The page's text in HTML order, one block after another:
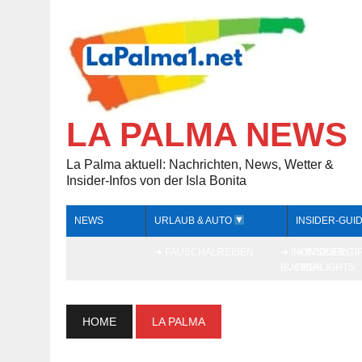
LA PALMA NEWS
La Palma aktuell: Nachrichten, News, Wetter &
Insider-Infos von der Isla Bonita
NEWS URLAUB & AUTO INSIDER-
HOME LA PALMA